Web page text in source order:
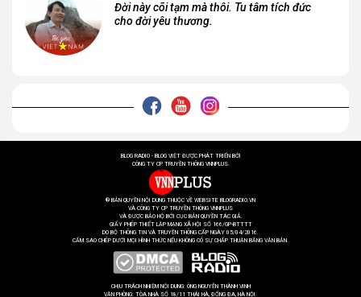
Đời này cõi tạm mà thôi. Tu tâm tích đức
cho đời yêu thương.
BLOG RADIO - BLOG VIỆT ĐƯỢC PHÁT TRIỂN BỞI
CÔNG TY CP TRUYỀN THÔNG VNNPLUS.
® BẢN QUYỀN NỘI DUNG THUỘC VỀ WEBSITE BLOGRADIO.VN
VÀ CÔNG TY CP TRUYỀN THÔNG VNNPLUS
VÀ ĐƯỢC BẢO HỘ BỞI CỤC BẢN QUYỀN TÁC GIẢ.
GIẤY PHÉP THIẾT LẬP MẠNG XÃ HỘI SỐ 166/GP-BTTTT
DO BỘ THÔNG TIN VÀ TRUYỀN THÔNG CẤP NGÀY 05/04/2016.
CẤM SAO CHÉP DƯỚI MỌI HÌNH THỨC NẾU KHÔNG CÓ SỰ CHẤP THUẬN BẰNG VĂN BẢN.
CHỊU TRÁCH NHIỆM NỘI DUNG: ÔNG NGUYỄN THÀNH VINH
VĂN PHÒNG: TÒA NHÀ SỐ 18/11 THÁI HÀ, ĐỐNG ĐA, HÀ NỘI.